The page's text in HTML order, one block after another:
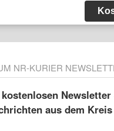
NR-KURIER
aus dem